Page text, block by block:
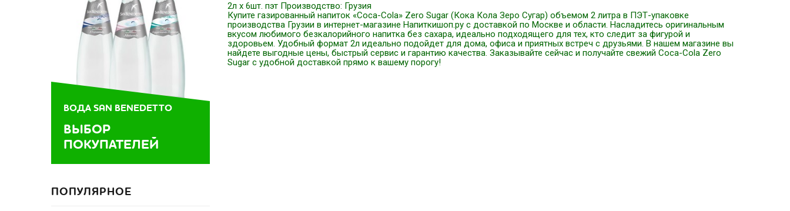
2л x 6шт. пэт Производство: Грузия
Купите газированный напиток «Coca-Cola» Zero Sugar (Кока Кола Зеро Сугар) объемом 2 литра в ПЭТ-упаковке
производства Грузии в интернет-магазине Напиткишоп.ру с доставкой по Москве и области. Насладитесь оригинальным
вкусом любимого безкалорийного напитка без сахара, идеально подходящего для тех, кто следит за фигурой и
здоровьем. Удобный формат 2л идеально подойдет для дома, офиса и приятных встреч с друзьями. В нашем магазине вы
найдете выгодные цены, быстрый сервис и гарантию качества. Заказывайте сейчас и получайте свежий Coca-Cola Zero
Sugar с удобной доставкой прямо к вашему порогу!
ВОДА SAN BENEDETTO
ВЫБОР
ПОКУПАТЕЛЕЙ
ПОПУЛЯРНОЕ